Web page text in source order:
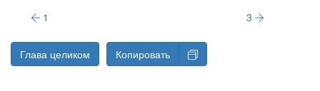
1 3
Глава целиком Копировать